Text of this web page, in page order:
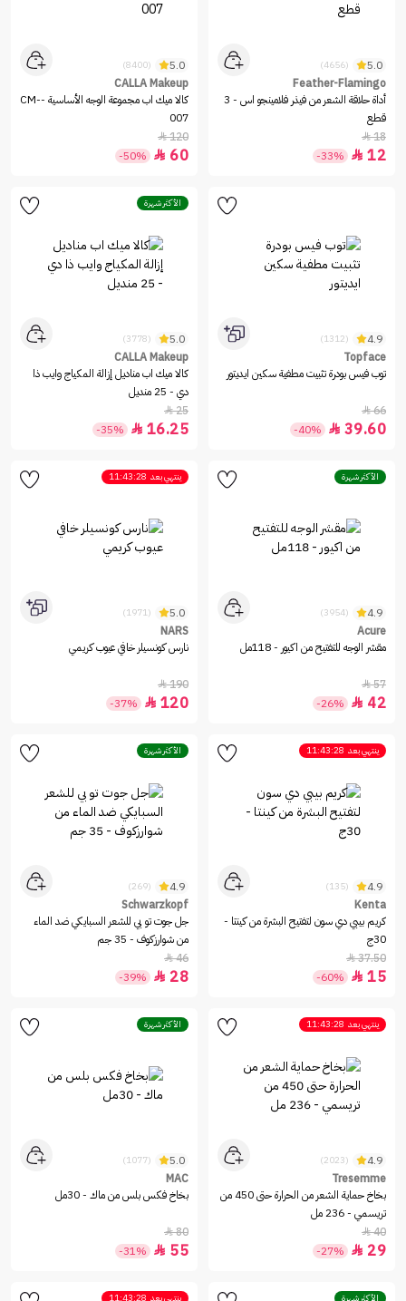
5.0
(4656)
Feather-Flamingo
أداة حلاقة الشعر من فيذر فلامينجو اس - 3
قطع
18

12

-33%
5.0
(8400)
CALLA Makeup
كالا ميك اب مجموعة الوجه الأساسية -CM-
007
120

60

-50%
4.9
(1312)
Topface
توب فيس بودرة تثبيت مطفية سكين ايديتور
66

39.60

-40%
الأكثر شهرة
5.0
(3778)
CALLA Makeup
كالا ميك اب مناديل إزالة المكياج وايب ذا
دي - 25 منديل
25

16.25

-35%
الأكثر شهرة
4.9
(3954)
Acure
مقشر الوجه للتفتيح من اكيور - 118مل
57

42

-26%
ينتهي بعد 11:43:28
5.0
(1971)
NARS
نارس كونسيلر خافي عيوب كريمي
190

120

-37%
ينتهي بعد 11:43:28
4.9
(135)
Kenta
كريم بيبي دي سون لتفتيح البشرة من كينتا -
30ج
37.50

15

-60%
الأكثر شهرة
4.9
(269)
Schwarzkopf
جل جوت تو بي للشعر السبايكي ضد الماء
من شوارزكوف - 35 جم
46

28

-39%
ينتهي بعد 11:43:28
4.9
(2023)
Tresemme
بخاخ حماية الشعر من الحرارة حتى 450 من
تريسمي - 236 مل
40

29

-27%
الأكثر شهرة
5.0
(1077)
MAC
بخاخ فكس بلس من ماك - 30مل
80

55

-31%
الأكثر شهرة ينتهي بعد 11:43:28